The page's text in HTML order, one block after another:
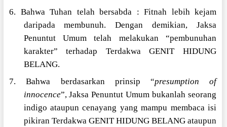
6. Bahwa Tuhan telah bersabda : Fitnah lebih kejam
daripada membunuh. Dengan demikian, Jaksa
Penuntut Umum telah melakukan “pembunuhan
karakter” terhadap Terdakwa GENIT HIDUNG
BELANG.
7. Bahwa berdasarkan prinsip “presumption of
innocence”, Jaksa Penuntut Umum bukanlah seorang
indigo ataupun cenayang yang mampu membaca isi
pikiran Terdakwa GENIT HIDUNG BELANG ataupun